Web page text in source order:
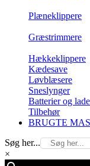
Plæneklippere
Græstrimmere
Hækkeklippere
Kædesave
Løvblæsere
Sneslynger
Batterier og
Tilbehør
BRUGTE
Søg her...
×